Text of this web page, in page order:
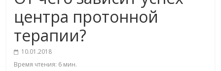
центра протонной
терапии?
10.01.2018
Время чтения: 6 мин.